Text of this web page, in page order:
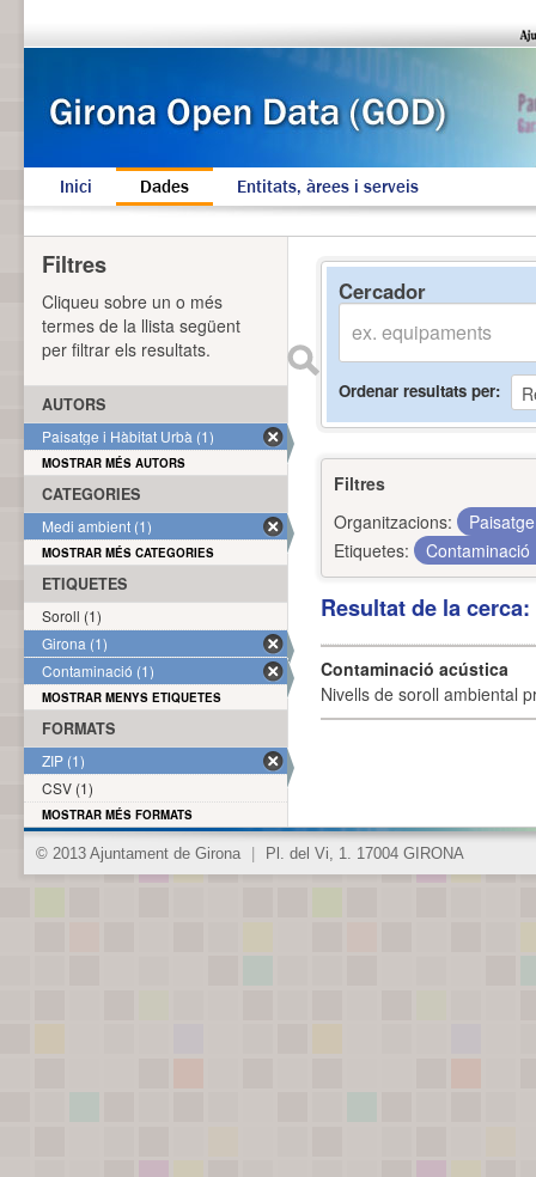
Inici Dades Entitats, àrees i serveis
Cercador
Ordenar resultats per
Filtres
Organitzacions:
Etiquetes:
Contaminació
Resultat de la
Contaminació acústica
Nivells de soroll ambiental
Filtres
Cliqueu sobre un o més
termes de la llista següent
per filtrar els resultats.
AUTORS
Paisatge i Hàbitat Urbà (1)
MOSTRAR MÉS AUTORS
CATEGORIES
Medi ambient (1)
MOSTRAR MÉS CATEGORIES
ETIQUETES
Soroll (1)
Girona (1)
Contaminació (1)
MOSTRAR MENYS ETIQUETES
FORMATS
ZIP (1)
CSV (1)
MOSTRAR MÉS FORMATS
© 2013 Ajuntament de Girona Pl. del Vi, 1. 17004 GIRONA